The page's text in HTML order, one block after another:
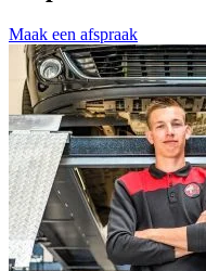
Maak een afspraak